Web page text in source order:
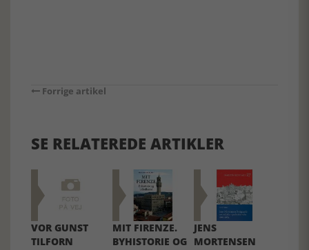
Forrige artikel
SE RELATEREDE ARTIKLER
VOR GUNST
TILFORN
MIT FIRENZE.
BYHISTORIE OG
JENS
MORTENSEN